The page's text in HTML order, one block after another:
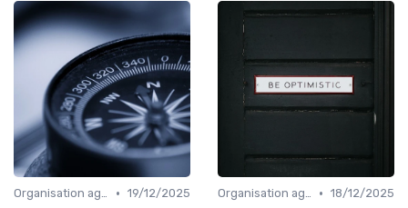
Organisation agile & scalable • 19/12/2025
Organisation agile & scalable • 18/12/2025